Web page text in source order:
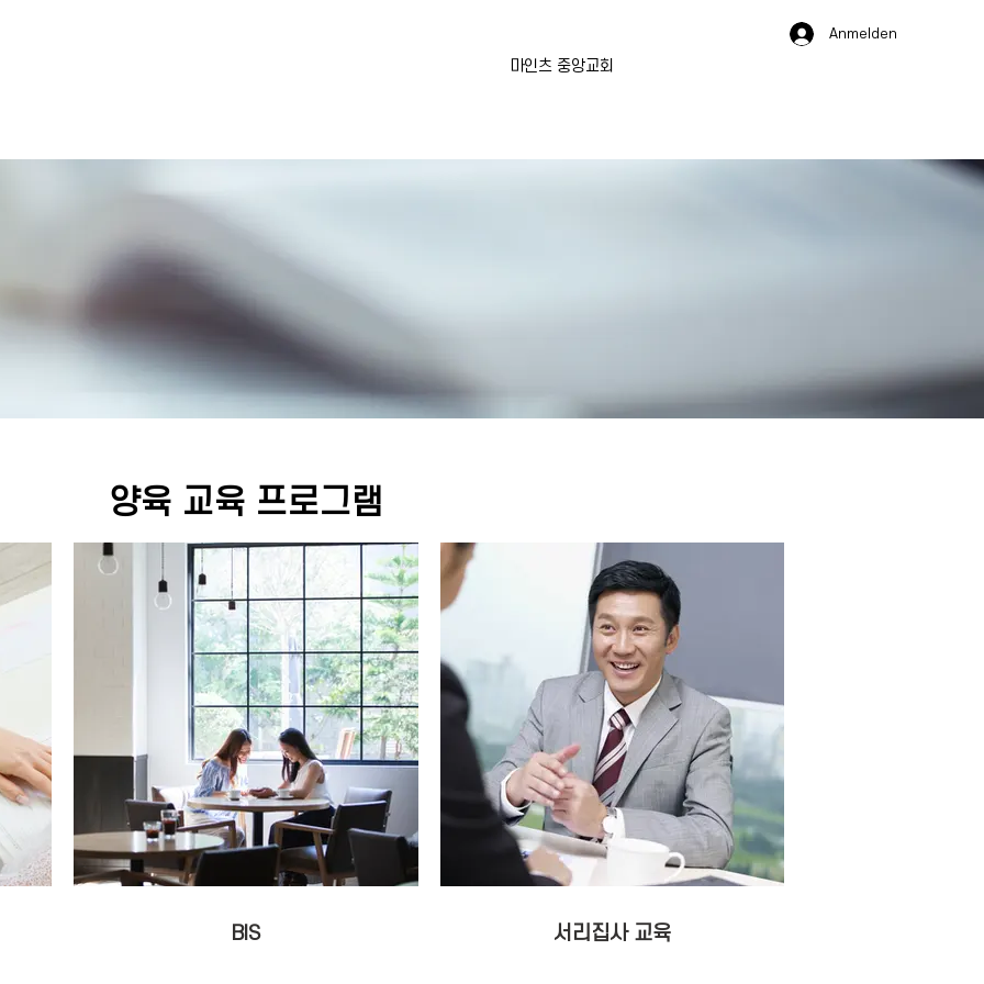
Anmelden
마인츠 중앙교회
양육 교육 프로그램
BIS 서리집사 교육